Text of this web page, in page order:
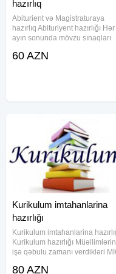
hazırlıq
Abiturient və Magistraturaya
hazırlıq Abituriyent hazırlığı Hər
ayın sonunda mövzu sınaqları
müzakirə olunur. Əgər şagird
60 AZN
Kurikulum imtahanlarina
hazırlığı
Kurikulum imtahanlarina
Kurikulum hazırlığı Müəllimlərin
işə qəbulu zamanı verdikləri
hissəsini təşkil dən bir sahədir.
80 AZN